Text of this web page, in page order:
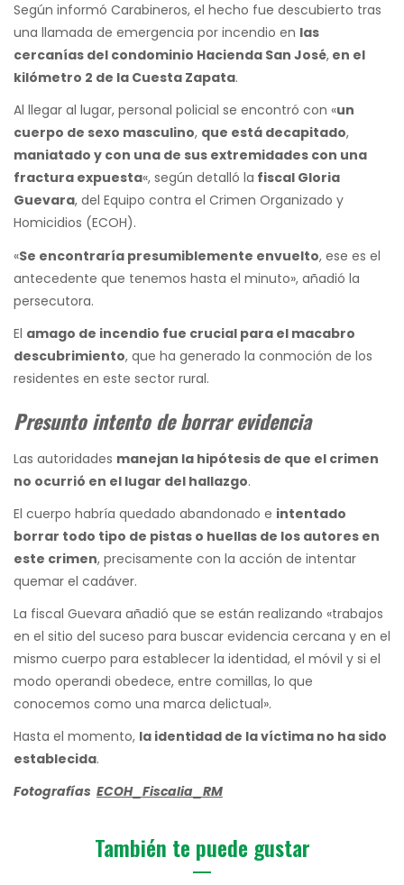
Según informó Carabineros, el hecho fue descubierto tras
una llamada de emergencia por incendio en las
cercanías del condominio Hacienda San José, en el
kilómetro 2 de la Cuesta Zapata.
Al llegar al lugar, personal policial se encontró con «un
cuerpo de sexo masculino, que está decapitado,
maniatado y con una de sus extremidades con una
fractura expuesta«, según detalló la fiscal Gloria
Guevara, del Equipo contra el Crimen Organizado y
Homicidios (ECOH).
«Se encontraría presumiblemente envuelto, ese es el
antecedente que tenemos hasta el minuto», añadió la
persecutora.
El amago de incendio fue crucial para el macabro
descubrimiento, que ha generado la conmoción de los
residentes en este sector rural.
Presunto intento de borrar evidencia
Las autoridades manejan la hipótesis de que el crimen
no ocurrió en el lugar del hallazgo.
El cuerpo habría quedado abandonado e intentado
borrar todo tipo de pistas o huellas de los autores en
este crimen, precisamente con la acción de intentar
quemar el cadáver.
La fiscal Guevara añadió que se están realizando «trabajos
en el sitio del suceso para buscar evidencia cercana y en el
mismo cuerpo para establecer la identidad, el móvil y si el
modo operandi obedece, entre comillas, lo que
conocemos como una marca delictual».
Hasta el momento, la identidad de la víctima no ha sido
establecida.
Fotografías ECOH_Fiscalia_RM
También te puede gustar